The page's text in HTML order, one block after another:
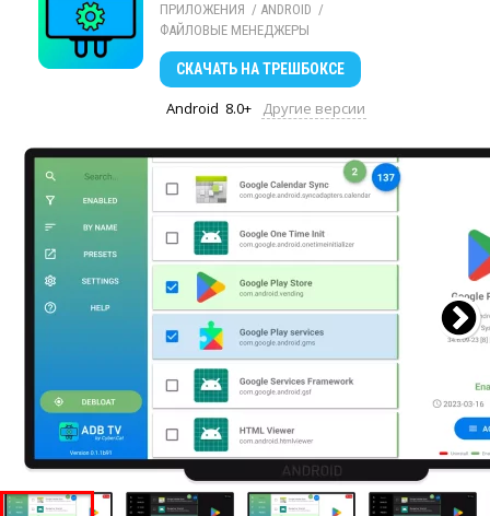
ПРИЛОЖЕНИЯ / ANDROID /
ФАЙЛОВЫЕ МЕНЕДЖЕРЫ
СКАЧАТЬ НА ТРЕШБОКСЕ
Android 8.0+ Другие версии